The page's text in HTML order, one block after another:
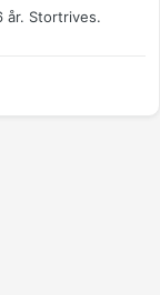
år. Stortrives.